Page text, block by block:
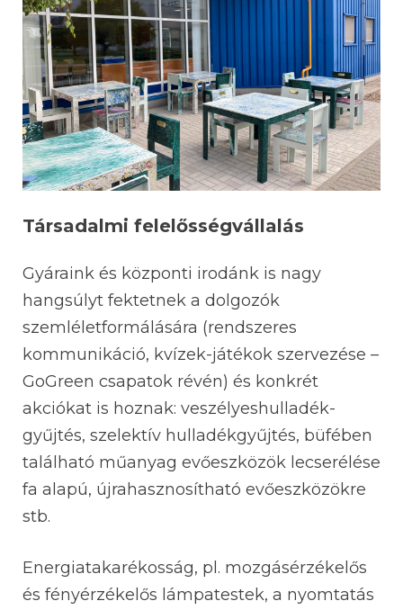
Társadalmi felelősségvállalás
Gyáraink és központi irodánk is nagy
hangsúlyt fektetnek a dolgozók
szemléletformálására (rendszeres
kommunikáció, kvízek-játékok szervezése –
GoGreen csapatok révén) és konkrét
akciókat is hoznak: veszélyeshulladék-
gyűjtés, szelektív hulladékgyűjtés, büfében
található műanyag evőeszközök lecserélése
fa alapú, újrahasznosítható evőeszközökre
stb.
Energiatakarékosság, pl. mozgásérzékelős
és fényérzékelős lámpatestek, a nyomtatás